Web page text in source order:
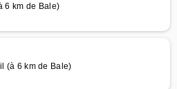
6 km de Bale)
(à 6 km de Bale)